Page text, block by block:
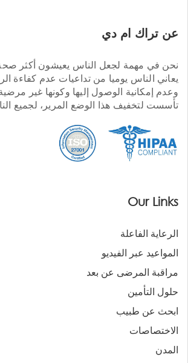
عن تراك ام دي
نحن في مهمة لجعل الناس يعيشون أكثر
يعاني الناس يوميا من تداعيات عدم كفاءة
وعدم إمكانية الوصول إليها وكونها غير
تأسست لتخفيف هذا الوضع المرير، لجميع
Our Links
الرعاية الفاعلة
المواعيد عبر الفيديو
مراقبة المرضى عن بعد
حلول التأمين
ابحث عن طبيب
الاختصاصات
المدن